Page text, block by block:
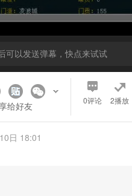
可以发送弹幕，快点来试试
给好友 0评论 2播放
日 18:01